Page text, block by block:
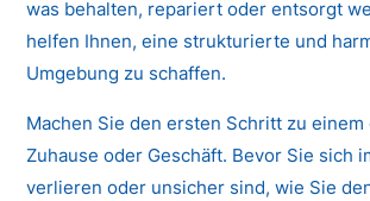
was behalten, repariert oder entsorgt
helfen Ihnen, eine strukturierte und
Umgebung zu schaffen.
Machen Sie den ersten Schritt zu
Zuhause oder Geschäft. Bevor Sie sich
verlieren oder unsicher sind, wie Sie